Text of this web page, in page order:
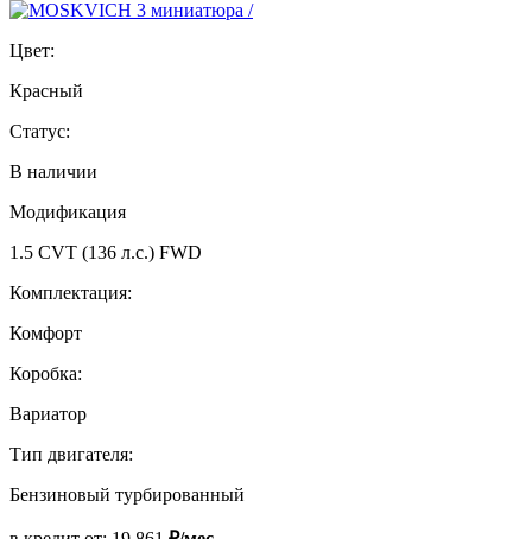
Цвет:
Красный
Статус:
В наличии
Модификация
1.5 CVT (136 л.с.) FWD
Комплектация:
Комфорт
Коробка:
Вариатор
Тип двигателя:
Бензиновый турбированный